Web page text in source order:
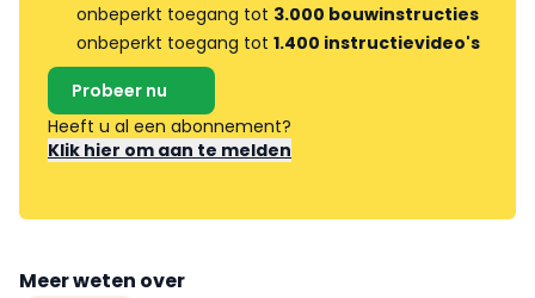
onbeperkt toegang tot 3.000 bouwinstructies
onbeperkt toegang tot 1.400 instructievideo's
Probeer nu
Heeft u al een abonnement?
Klik hier om aan te melden
Meer weten over